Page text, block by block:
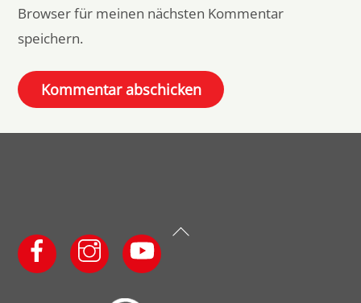
Browser für meinen nächsten Kommentar
speichern.
Back